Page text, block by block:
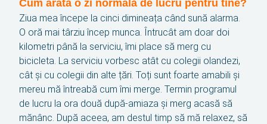
Cum arată o zi normală de lucru pentru tine?
Ziua mea începe la cinci dimineața când sună alarma.
O oră mai târziu încep munca. Întrucât am doar doi
kilometri până la serviciu, îmi place să merg cu
bicicleta. La serviciu vorbesc atât cu colegii olandezi,
cât și cu colegii din alte țări. Toți sunt foarte amabili și
mereu mă întreabă cum îmi merge. Termin programul
de lucru la ora două după-amiaza și merg acasă să
mănânc. După aceea, am destul timp să mă relaxez, să